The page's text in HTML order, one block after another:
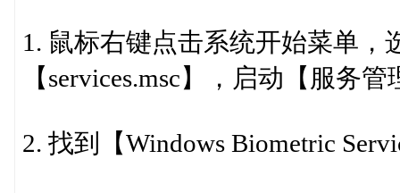
1. 鼠标右键点击系统开始菜单，
【services.msc】，启动【服务管
2. 找到【Windows Biometric